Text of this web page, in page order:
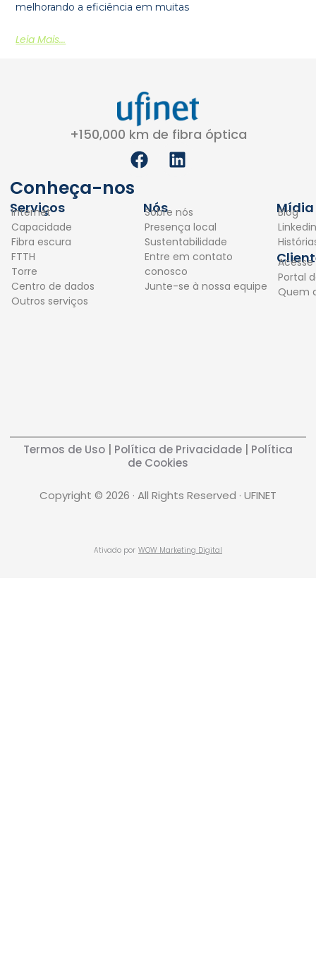
melhorando a eficiência em muitas
Leia Mais...
+150,000 km de fibra óptica
F
a
e
b
o
o
k
L
i
k
e
d
i
n
Conheça-nos
Serviços
Internet
Capacidade
Fibra escura
FTTH
Torre
Centro de dados
Outros serviços
Nós
Sobre nós
Presença local
Sustentabilidade
Entre em contato
conosco
Junte-se à nossa equipe
Mídia
Blog
Linkedin
Acesse
Portal
Quem
Termos de Uso Política de Privacidade
Política
de Cookies
Copyright © 2026 · All Rights Reserved · UFINET
Ativado por WOW Marketing Digital